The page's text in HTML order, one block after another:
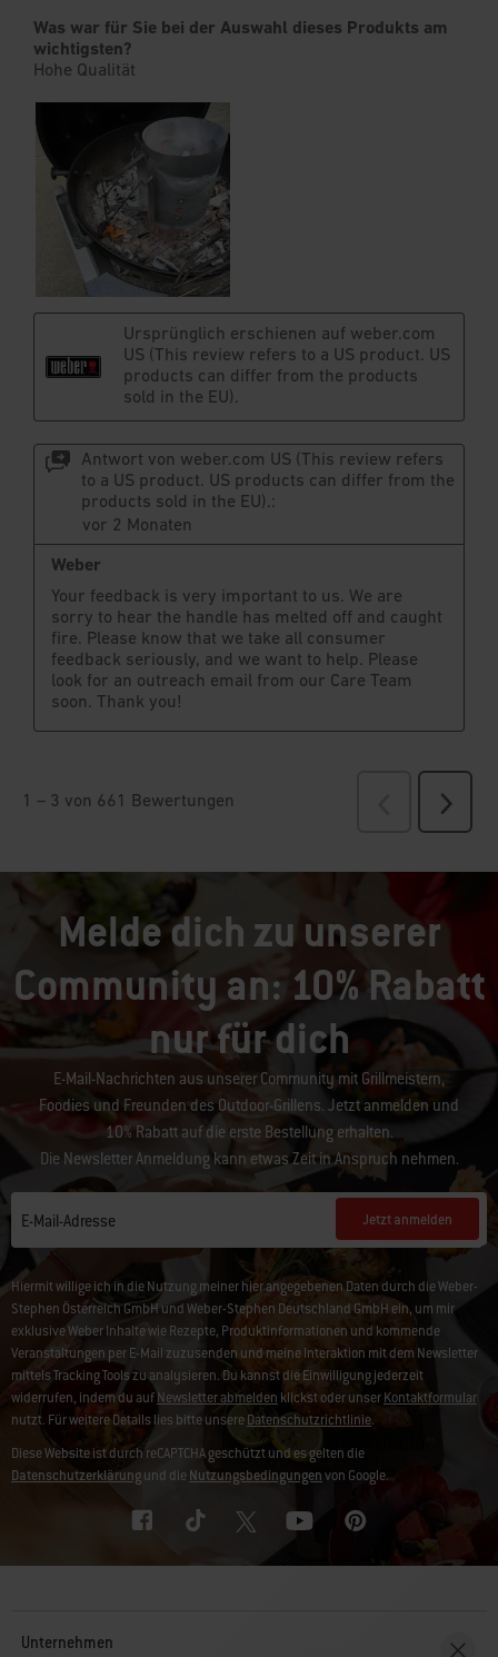
Melde dich zu unserer
Community an: 10% Rabatt
nur für dich
E-Mail-Nachrichten aus unserer Community mit Grillmeistern,
Foodies und Freunden des Outdoor-Grillens. Jetzt anmelden und
10% Rabatt auf die erste Bestellung erhalten.
Die Newsletter Anmeldung kann etwas Zeit in Anspruch nehmen.
E-Mail-Adresse Jetzt anmelden
Hiermit willige ich in die Nutzung meiner hier angegebenen Daten durch die Weber-
Stephen Österreich GmbH und Weber-Stephen Deutschland GmbH ein, um mir
exklusive Weber Inhalte wie Rezepte, Produktinformationen und kommende
Veranstaltungen per E-Mail zuzusenden und meine Interaktion mit dem Newsletter
mittels Tracking Tools zu analysieren. Du kannst die Einwilligung jederzeit
widerrufen, indem du aufNewsletter abmelden klickst oder unserKontaktformular
nutzt. Für weitere Details lies bitte unsereDatenschutzrichtlinie.
Diese Website ist durch reCAPTCHA geschützt und es gelten die
Datenschutzerklärungund dieNutzungsbedingungenvon Google.
Unternehmen